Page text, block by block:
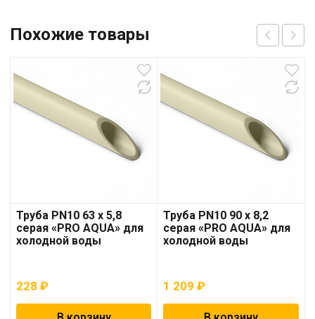
Похожие товары
Труба PN10 63 x 5,8
серая «PRO AQUA» для
холодной воды
228 ₽
Труба PN10 90 x 8,2
серая «PRO AQUA» для
холодной воды
1 209₽